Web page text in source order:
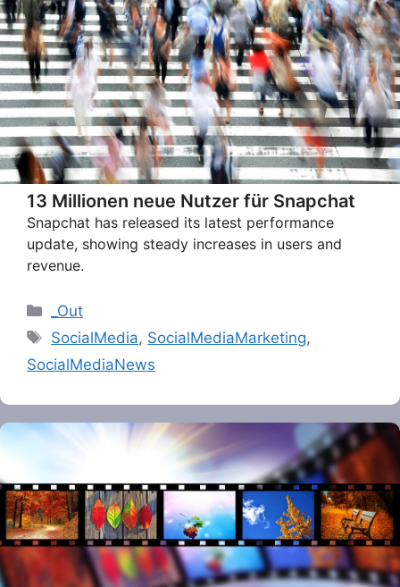
13 Millionen neue Nutzer für Snapchat
Snapchat has released its latest performance
update, showing steady increases in users and
revenue.
Categories
_Out
Tags
SocialMedia, SocialMediaMarketing,
SocialMediaNews